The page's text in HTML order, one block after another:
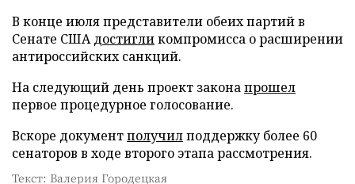
В конце июля представители обеих партий в
Сенате СШАдостигликомпромисса о расширении
антироссийских санкций.
На следующий день проект законапрошел
первое процедурное голосование.
Вскоре документполучилподдержку более 60
сенаторов в ходе второго этапа рассмотрения.
Текст: Валерия Городецкая